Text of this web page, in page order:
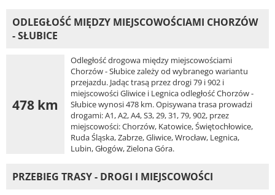
ODLEGŁOŚĆ MIĘDZY MIEJSCOWOŚCIAMI CHORZÓW
- SŁUBICE
478 km
Odległość drogowa między miejscowościami
Chorzów - Słubice zależy od wybranego wariantu
przejazdu. Jadąc trasą przez drogi 79 i 902 i
miejscowości Gliwice i Legnica odległość Chorzów -
Słubice wynosi 478 km. Opisywana trasa prowadzi
drogami: A1, A2, A4, S3, 29, 31, 79, 902, przez
miejscowości: Chorzów, Katowice, Świętochłowice,
Ruda Śląska, Zabrze, Gliwice, Wrocław, Legnica,
Lubin, Głogów, Zielona Góra.
PRZEBIEG TRASY - DROGI I MIEJSCOWOŚCI